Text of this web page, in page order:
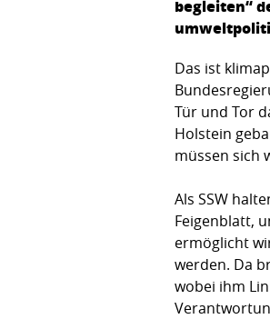
begleiten“
Das ist
Tür und Tor
Holstein
müssen sich
Als SSW
Feigenblatt,
ermöglicht
werden. Da
wobei ihm